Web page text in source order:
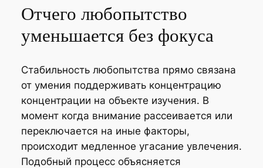
Отчего любопытство
уменьшается без фокуса
Стабильность любопытства прямо связана
от умения поддерживать концентрацию
концентрации на объекте изучения. В
момент когда внимание рассеивается или
переключается на иные факторы,
происходит медленное угасание увлечения.
Подобный процесс объясняется